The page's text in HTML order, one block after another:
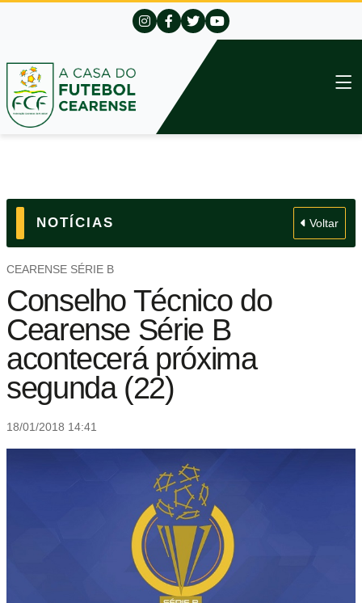
NOTÍCIAS Voltar
CEARENSE SÉRIE B
Conselho Técnico do
Cearense Série B
acontecerá próxima
segunda (22)
18/01/2018 14:41